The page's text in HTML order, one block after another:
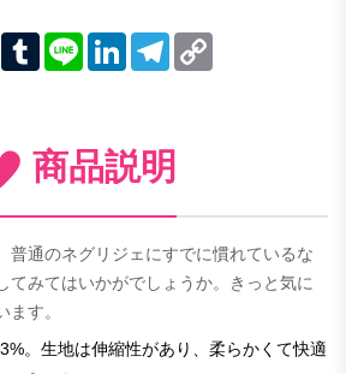
PinterestTumblrLine LinkedInTelegram
商品説明
普通のネグリジェにすでに慣れているな
てみてはいかがでしょうか。きっと気に
ます。
。生地は伸縮性があり、柔らかくて快適